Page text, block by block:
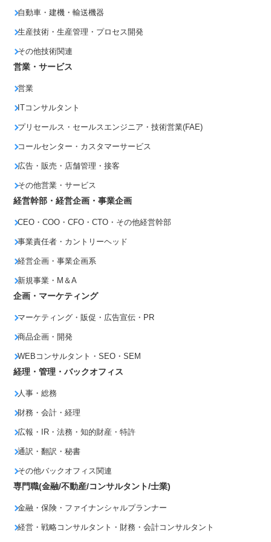
自動車・建機・輸送機器
生産技術・生産管理・プロセス開発
その他技術関連
営業・サービス
営業
ITコンサルタント
プリセールス・セールスエンジニア・技術営業(FAE)
コールセンター・カスタマーサービス
広告・販売・店舗管理・接客
その他営業・サービス
経営幹部・経営企画・事業企画
CEO・COO・CFO・CTO・その他経営幹部
事業責任者・カントリーヘッド
経営企画・事業企画系
新規事業・M＆A
企画・マーケティング
マーケティング・販促・広告宣伝・PR
商品企画・開発
WEBコンサルタント・SEO・SEM
経理・管理・バックオフィス
人事・総務
財務・会計・経理
広報・IR・法務・知的財産・特許
通訳・翻訳・秘書
その他バックオフィス関連
専門職(金融/不動産/コンサルタント/士業)
金融・保険・ファイナンシャルプランナー
経営・戦略コンサルタント・財務・会計コンサルタント